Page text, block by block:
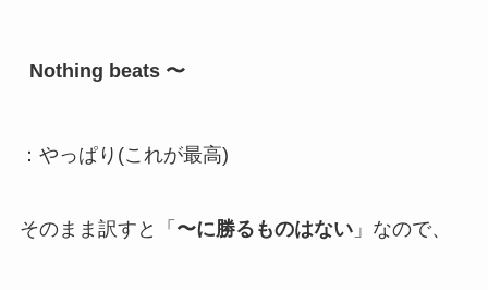
Nothing beats 〜
：やっぱり(これが最高)
そのまま訳すと「 〜に勝るものはない」なので、